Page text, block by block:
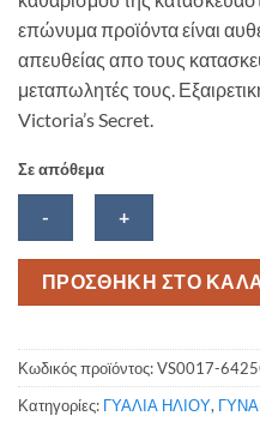
επώνυμα προϊόντα είναι
απευθείας απο τους
μεταπωλητές τους.
Victoria’s Secret.
Σε απόθεμα
Γυαλιά
Secret
VS0017-
6425C
ΠΡΟΣΘΗΚΗ ΣΤΟ
Κωδικός προϊόντος:VS0017-
Κατηγορίες: ΓΥΑΛΙΑ ΗΛΙΟΥ,